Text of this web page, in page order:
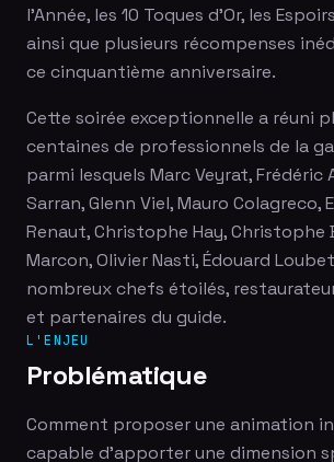
l'Année, les 10 Toques d'Or, les
ainsi que plusieurs récompenses
ce cinquantième anniversaire.
Cette soirée exceptionnelle a réuni
centaines de professionnels de la
parmi lesquels Marc Veyrat, Frédéric
Sarran, Glenn Viel, Mauro Colagreco,
Renaut, Christophe Hay, Christophe
Marcon, Olivier Nasti, Édouard
nombreux chefs étoilés,
et partenaires du guide.
L'ENJEU
Problématique
Comment proposer une animation
capable d'apporter une dimension